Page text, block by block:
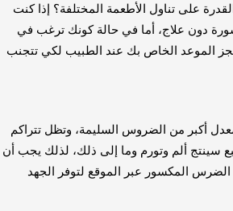
على تناول الأطعمة المختلفة؟ إذا كنت
دون علاج، أما في حالة كونك ترغب في
الموعد الخاص بك عند الطبيب لكي تتجنب
أكبر من الضروس السليمة، وتظل تتراكم
سينتج ألم وتورم وما إلى ذلك، لذلك يجب أن
المكسور عبر الموقع لتوفر الجهد